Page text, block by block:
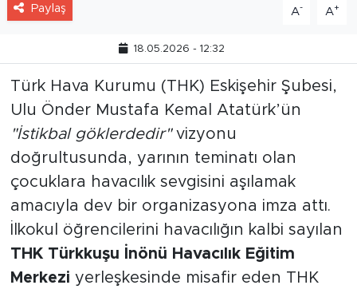
Paylaş A- A+
18.05.2026 - 12:32
Türk Hava Kurumu (THK) Eskişehir Şubesi,
Ulu Önder Mustafa Kemal Atatürk’ün
"İstikbal göklerdedir"vizyonu
doğrultusunda, yarının teminatı olan
çocuklara havacılık sevgisini aşılamak
amacıyla dev bir organizasyona imza attı.
İlkokul öğrencilerini havacılığın kalbi sayılan
THK Türkkuşu İnönü Havacılık Eğitim
Merkezi yerleşkesinde misafir eden THK